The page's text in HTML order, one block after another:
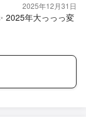
2025年12月31日
2025年大っっっ変